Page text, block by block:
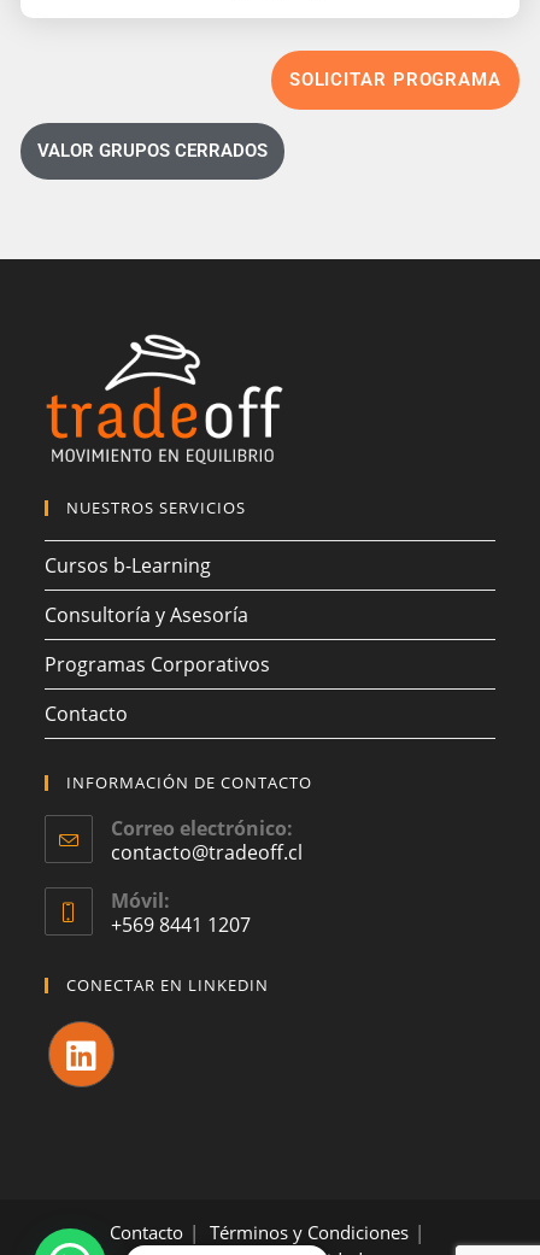
SOLICITAR PROGRAMA
VALOR GRUPOS CERRADOS
NUESTROS SERVICIOS
Cursos b-Learning
Consultoría y Asesoría
Programas Corporativos
Contacto
INFORMACIÓN DE CONTACTO
Correo electrónico:
contacto@tradeoff.cl
Móvil:
+569 8441 1207
CONECTAR EN LINKEDIN
Contacto
Términos y Condiciones